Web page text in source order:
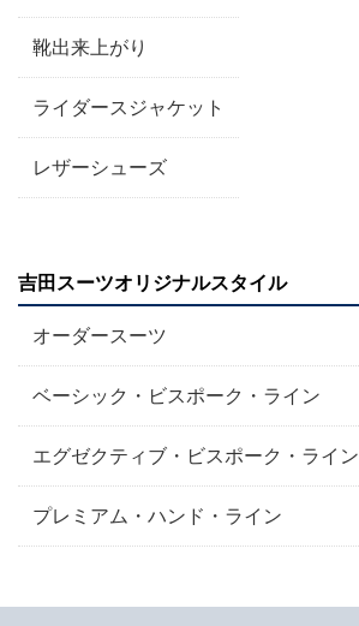
靴出来上がり
ライダースジャケット
レザーシューズ
吉田スーツオリジナルスタイル
オーダースーツ
ベーシック・ビスポーク・ライン
エグゼクティブ・ビスポーク・ライン
プレミアム・ハンド・ライン